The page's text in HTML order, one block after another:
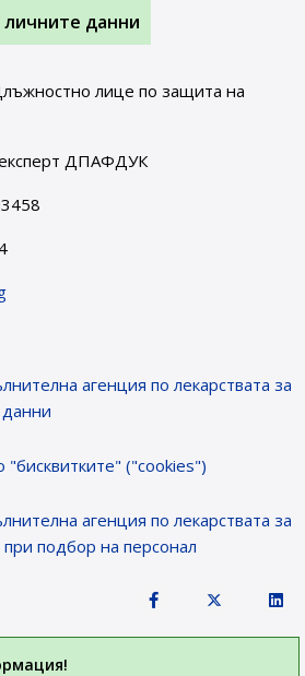
данни
лице по защита на
ДПАФДУК
агенция по лекарствата за
"бисквитките" ("cookies")
агенция по лекарствата за
подбор на персонал